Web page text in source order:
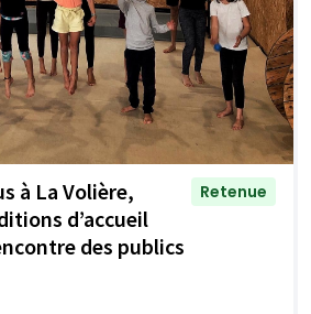
à La Volière,
d’accueil
des publics
Retenue